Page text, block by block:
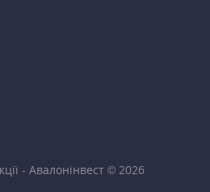
- Авалонінвест © 2026